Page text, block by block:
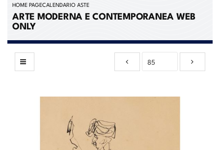
HOME PAGECALENDARIO ASTE
ARTE MODERNA E CONTEMPORANEA WEB
ONLY